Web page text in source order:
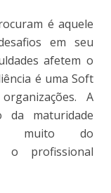
é aquele
em seu
afetem o
é uma Soft
A
da maturidade
muito do
o profissional